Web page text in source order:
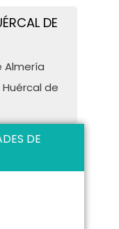
DE
Almería
de
DE